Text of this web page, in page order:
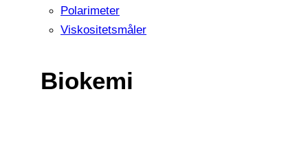
Polarimeter
Viskositetsmåler
Biokemi